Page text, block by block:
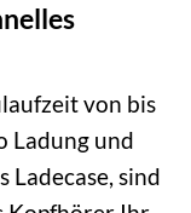
von bis
Ladung und
Ladecase, sind